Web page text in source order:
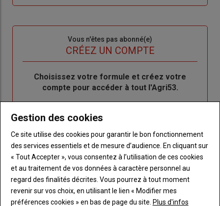
de
me
Vous n'êtes pas abonné(e)
CRÉEZ UN COMPTE
BodyChoisissez votre formule et créez votre
compte pour accéder à tout l'Agri53.
Créez un compte
LES PLUS LUS
Gestion des cookies
Ce site utilise des cookies pour garantir le bon fonctionnement
des services essentiels et de mesure d’audience. En cliquant sur
« Tout Accepter », vous consentez à l’utilisation de ces cookies
et au traitement de vos données à caractère personnel au
regard des finalités décrites. Vous pourrez à tout moment
revenir sur vos choix, en utilisant le lien « Modifier mes
préférences cookies » en bas de page du site. Plus d'infos